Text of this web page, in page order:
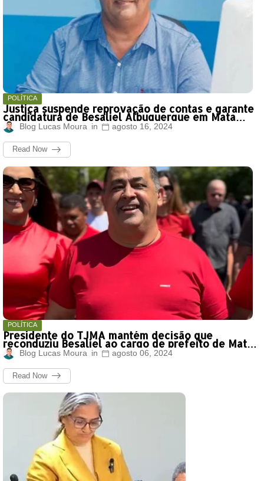
POLÍTICA
Justiça suspende reprovação de contas e garante
candidatura de Besaliel Albuquerque em Mata
RomaBlog Lucas Moura agosto 16, 2024
Read Now
POLÍTICA
Presidente do TJMA mantém decisão que
reconduziu Besaliel ao cargo de prefeito de Mata
RomaBlog Lucas Moura agosto 06, 2024
Read Now